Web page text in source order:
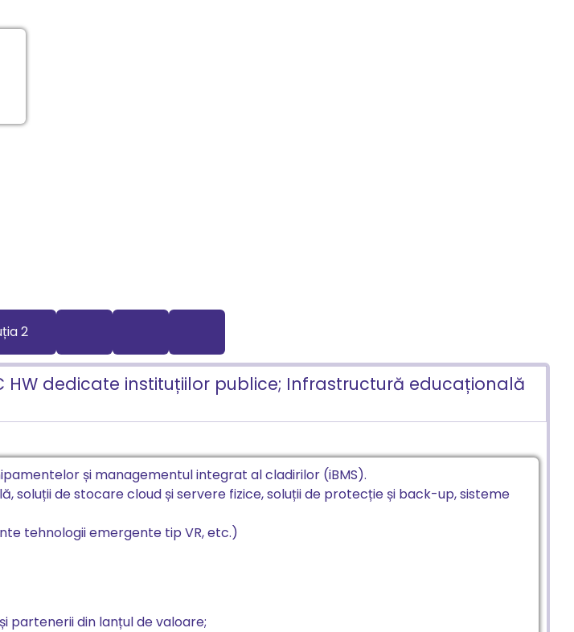
2
HW dedicate instituțiilor publice; Infrastructură educațională
și managementul integrat al cladirilor (iBMS).
soluții de stocare cloud și servere fizice, soluții de protecție și back-up, sisteme
tehnologii emergente tip VR, etc.)
partenerii din lanțul de valoare;